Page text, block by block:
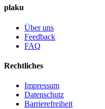
plaku
Über uns
Feedback
FAQ
Rechtliches
Impressum
Datenschutz
Barrierefreiheit